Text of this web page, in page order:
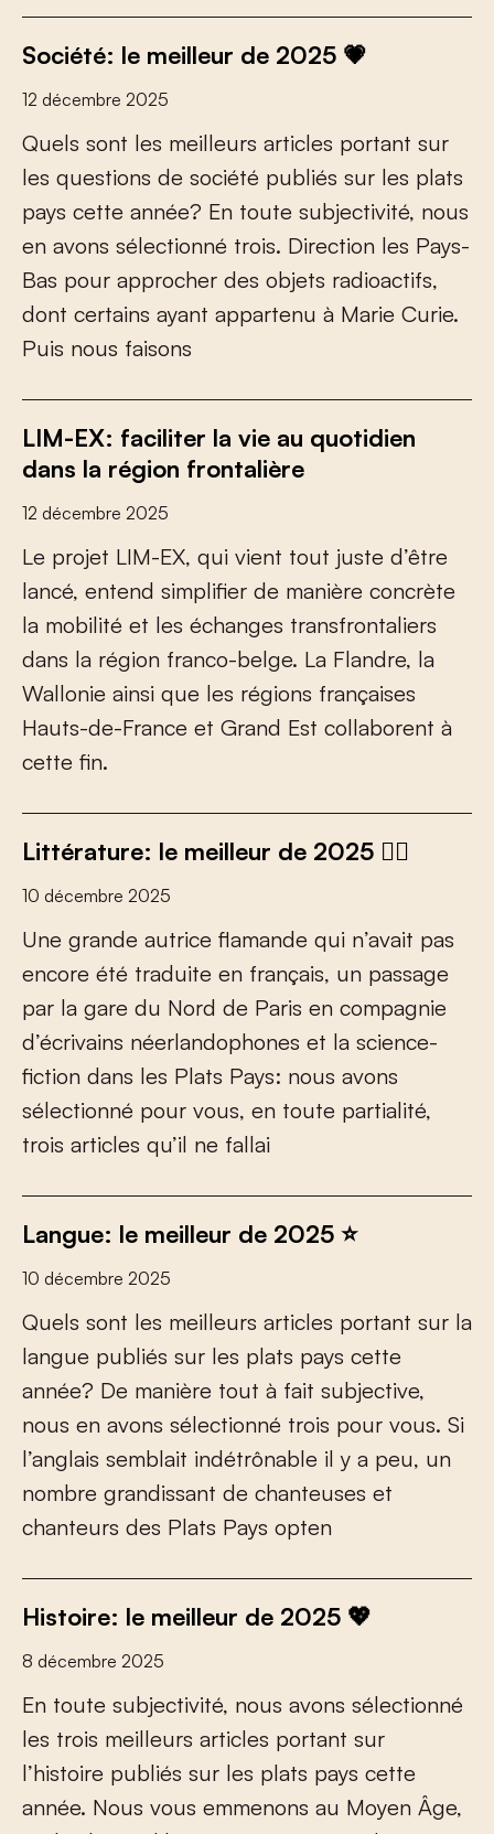
Société: le meilleur de 2025 💗
12 décembre 2025
Quels sont les meilleurs articles portant sur
les questions de société publiés sur les plats
pays cette année? En toute subjectivité, nous
en avons sélectionné trois. Direction les Pays-
Bas pour approcher des objets radioactifs,
dont certains ayant appartenu à Marie Curie.
Puis nous faisons
LIM-EX: faciliter la vie au quotidien
dans la région frontalière
12 décembre 2025
Le projet LIM-EX, qui vient tout juste d’être
lancé, entend simplifer de manière concrète
la mobilité et les échanges transfrontaliers
dans la région franco-belge. La Flandre, la
Wallonie ainsi que les régions françaises
Hauts-de-France et Grand Est collaborent à
cette fn.
Littérature: le meilleur de 2025 ❤️‍🔥
10 décembre 2025
Une grande autrice famande qui n’avait pas
encore été traduite en français, un passage
par la gare du Nord de Paris en compagnie
d’écrivains néerlandophones et la science-
fction dans les Plats Pays: nous avons
sélectionné pour vous, en toute partialité,
trois articles qu’il ne fallai
Langue: le meilleur de 2025 ⭐
10 décembre 2025
Quels sont les meilleurs articles portant sur la
langue publiés sur les plats pays cette
année? De manière tout à fait subjective,
nous en avons sélectionné trois pour vous. Si
l’anglais semblait indétrônable il y a peu, un
nombre grandissant de chanteuses et
chanteurs des Plats Pays opten
Histoire: le meilleur de 2025 💖
8 décembre 2025
En toute subjectivité, nous avons sélectionné
les trois meilleurs articles portant sur
l’histoire publiés sur les plats pays cette
année. Nous vous emmenons au Moyen Âge,